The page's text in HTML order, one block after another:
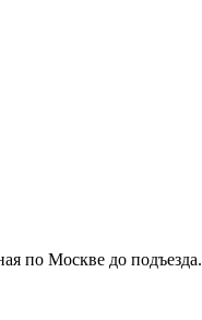
по Москве до подъезда.